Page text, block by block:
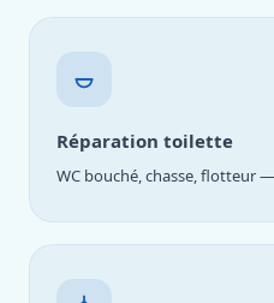
Réparation toilette
WC bouché, chasse, flotteur